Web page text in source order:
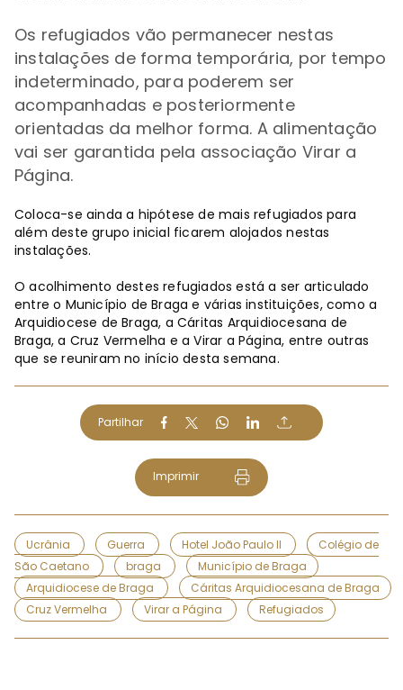
Os refugiados vão permanecer nestas
instalações de forma temporária, por tempo
indeterminado, para poderem ser
acompanhadas e posteriormente
orientadas da melhor forma. A alimentação
vai ser garantida pela associação Virar a
Página.
Coloca-se ainda a hipótese de mais refugiados para
além deste grupo inicial ficarem alojados nestas
instalações.
O acolhimento destes refugiados está a ser articulado
entre o Município de Braga e várias instituições, como a
Arquidiocese de Braga, a Cáritas Arquidiocesana de
Braga, a Cruz Vermelha e a Virar a Página, entre outras
que se reuniram no início desta semana.
Partilhar
Imprimir
Ucrânia Guerra Hotel João Paulo II
Colégio de
São Caetano
braga
Município de Braga
Arquidiocese de Braga
Cáritas Arquidiocesana de Braga
Cruz Vermelha
Virar a Página Refugiados